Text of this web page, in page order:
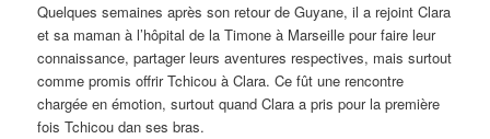
Quelques semaines après son retour de Guyane, il a rejoint Clara
et sa maman à l’hôpital de la Timone à Marseille pour faire leur
connaissance, partager leurs aventures respectives, mais surtout
comme promis offrir Tchicou à Clara. Ce fût une rencontre
chargée en émotion, surtout quand Clara a pris pour la première
fois Tchicou dan ses bras.